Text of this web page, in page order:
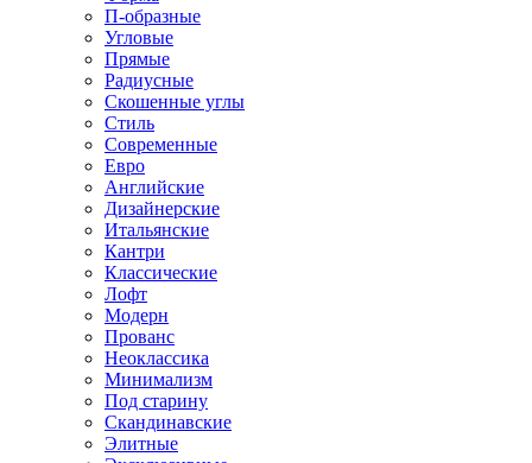
П-образные
Угловые
Прямые
Радиусные
Скошенные углы
Стиль
Современные
Евро
Английские
Дизайнерские
Итальянские
Кантри
Классические
Лофт
Модерн
Прованс
Неоклассика
Минимализм
Под старину
Скандинавские
Элитные